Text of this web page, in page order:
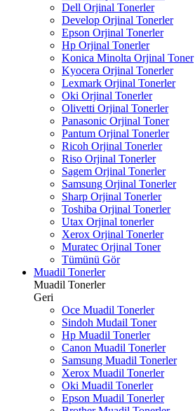
Dell Orjinal Tonerler
Develop Orjinal Tonerler
Epson Orjinal Tonerler
Hp Orjinal Tonerler
Konica Minolta Orjinal Toner
Kyocera Orjinal Tonerler
Lexmark Orjinal Tonerler
Oki Orjinal Tonerler
Olivetti Orjinal Tonerler
Panasonic Orjinal Toner
Pantum Orjinal Tonerler
Ricoh Orjinal Tonerler
Riso Orjinal Tonerler
Sagem Orjinal Tonerler
Samsung Orjinal Tonerler
Sharp Orjinal Tonerler
Toshiba Orjinal Tonerler
Utax Orjinal tonerler
Xerox Orjinal Tonerler
Muratec Orjinal Toner
Tümünü Gör
Muadil Tonerler
Muadil Tonerler
Geri
Oce Muadil Tonerler
Sindoh Mudail Toner
Hp Muadil Tonerler
Canon Muadil Tonerler
Samsung Muadil Tonerler
Xerox Muadil Tonerler
Oki Muadil Tonerler
Epson Muadil Tonerler